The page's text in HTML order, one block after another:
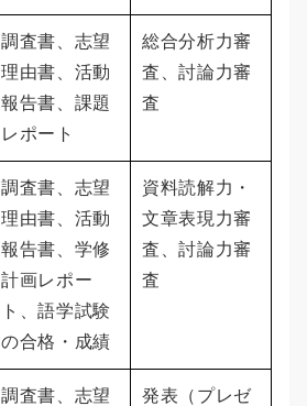
調査書、志望
理由書、活動
報告書、課題
レポート
総合分析力審
査、討論力審
査
調査書、志望
理由書、活動
報告書、学修
計画レポー
ト、語学試験
の合格・成績
資料読解力・
文章表現力審
査、討論力審
査
調査書、志望 発表（プレゼ